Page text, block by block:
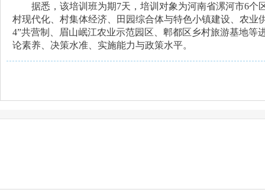
据悉，该培训班为期7天，培训对象为河南省漯河市6个
村现代化、村集体经济、田园综合体与特色小镇建设、农业
4”共营制、眉山岷江农业示范园区、郫都区乡村旅游基地等
论素养、决策水准、实施能力与政策水平。